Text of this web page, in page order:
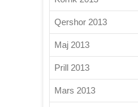
Qershor 2013
Maj 2013
Prill 2013
Mars 2013